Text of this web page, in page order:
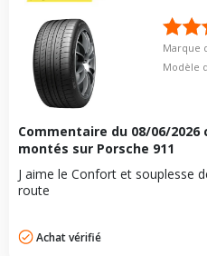
Marque
Modèle
Commentaire du 08/06/2026
montés sur Porsche 911
J aime le Confort et souplesse
route
Achat vérifié